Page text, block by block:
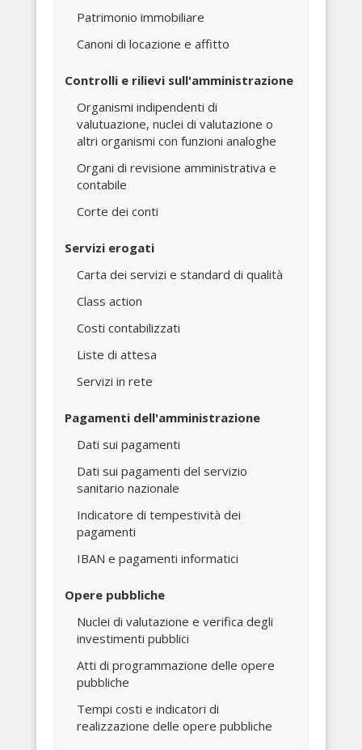
Patrimonio immobiliare
Canoni di locazione e affitto
Controlli e rilievi sull'amministrazione
Organismi indipendenti di
valutuazione, nuclei di valutazione o
altri organismi con funzioni analoghe
Organi di revisione amministrativa e
contabile
Corte dei conti
Servizi erogati
Carta dei servizi e standard di qualità
Class action
Costi contabilizzati
Liste di attesa
Servizi in rete
Pagamenti dell'amministrazione
Dati sui pagamenti
Dati sui pagamenti del servizio
sanitario nazionale
Indicatore di tempestività dei
pagamenti
IBAN e pagamenti informatici
Opere pubbliche
Nuclei di valutazione e verifica degli
investimenti pubblici
Atti di programmazione delle opere
pubbliche
Tempi costi e indicatori di
realizzazione delle opere pubbliche